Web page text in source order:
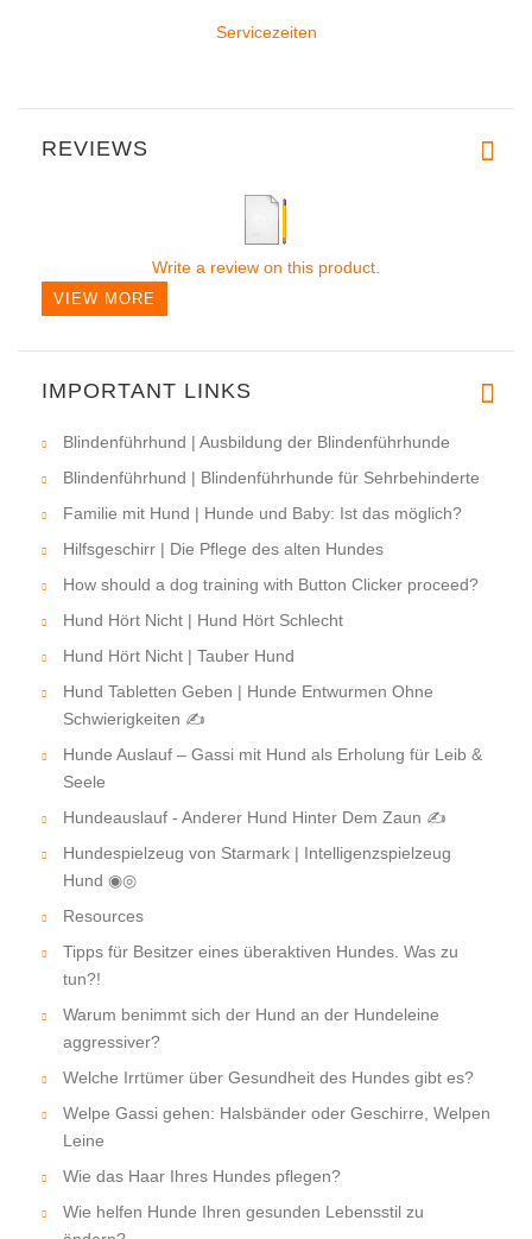
Servicezeiten
REVIEWS
Write a review on this product.
VIEW MORE
IMPORTANT LINKS
Blindenführhund | Ausbildung der Blindenführhunde
Blindenführhund | Blindenführhunde für Sehrbehinderte
Familie mit Hund | Hunde und Baby: Ist das möglich?
Hilfsgeschirr | Die Pflege des alten Hundes
How should a dog training with Button Clicker proceed?
Hund Hört Nicht | Hund Hört Schlecht
Hund Hört Nicht | Tauber Hund
Hund Tabletten Geben | Hunde Entwurmen Ohne
Schwierigkeiten ✍
Hunde Auslauf – Gassi mit Hund als Erholung für Leib &
Seele
Hundeauslauf - Anderer Hund Hinter Dem Zaun ✍
Hundespielzeug von Starmark | Intelligenzspielzeug
Hund ◉◎
Resources
Tipps für Besitzer eines überaktiven Hundes. Was zu
tun?!
Warum benimmt sich der Hund an der Hundeleine
aggressiver?
Welche Irrtümer über Gesundheit des Hundes gibt es?
Welpe Gassi gehen: Halsbänder oder Geschirre, Welpen
Leine
Wie das Haar Ihres Hundes pflegen?
Wie helfen Hunde Ihren gesunden Lebensstil zu